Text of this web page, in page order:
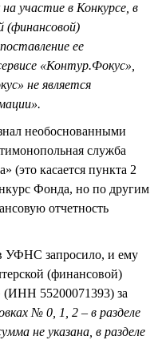
участие в Конкурсе, в
(финансовой)
ее
«Контур.Фокус»,
не является
необоснованными
служба
(это касается пункта 2
Фонда, но по другим
отчетность
УФНС запросило, и ему
(финансовой)
55200071393) за
№ 0, 1, 2 – в разделе
не указана, в разделе